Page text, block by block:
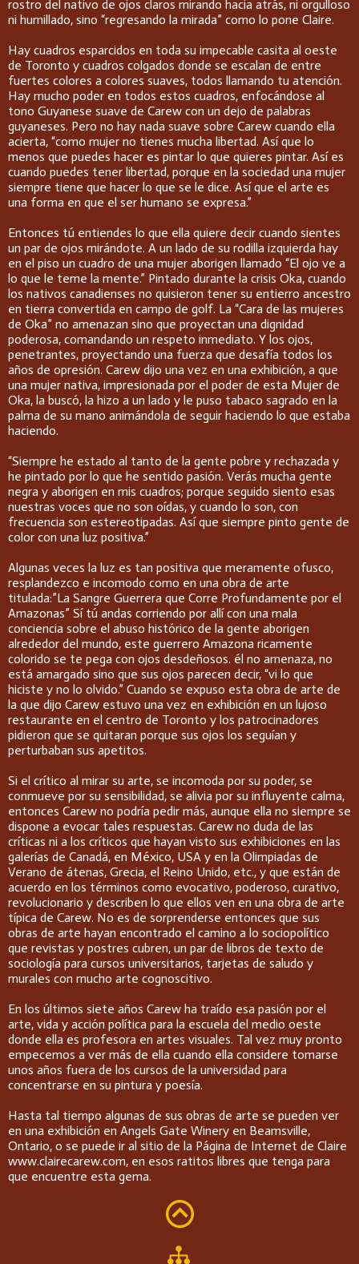
rostro del nativo de ojos claros mirando hacia atrás, ni orgulloso
ni humillado, sino “regresando la mirada” como lo pone Claire.
Hay cuadros esparcidos en toda su impecable casita al oeste
de Toronto y cuadros colgados donde se escalan de entre
fuertes colores a colores suaves, todos llamando tu atención.
Hay mucho poder en todos estos cuadros, enfocándose al
tono Guyanese suave de Carew con un dejo de palabras
guyaneses. Pero no hay nada suave sobre Carew cuando ella
acierta, “como mujer no tienes mucha libertad. Así que lo
menos que puedes hacer es pintar lo que quieres pintar. Así es
cuando puedes tener libertad, porque en la sociedad una mujer
siempre tiene que hacer lo que se le dice. Así que el arte es
una forma en que el ser humano se expresa.”
Entonces tú entiendes lo que ella quiere decir cuando sientes
un par de ojos mirándote. A un lado de su rodilla izquierda hay
en el piso un cuadro de una mujer aborigen llamado “El ojo ve a
lo que le teme la mente.” Pintado durante la crisis Oka, cuando
los nativos canadienses no quisieron tener su entierro ancestro
en tierra convertida en campo de golf. La “Cara de las mujeres
de Oka” no amenazan sino que proyectan una dignidad
poderosa, comandando un respeto inmediato. Y los ojos,
penetrantes, proyectando una fuerza que desafía todos los
años de opresión. Carew dijo una vez en una exhibición, a que
una mujer nativa, impresionada por el poder de esta Mujer de
Oka, la buscó, la hizo a un lado y le puso tabaco sagrado en la
palma de su mano animándola de seguir haciendo lo que estaba
haciendo.
“Siempre he estado al tanto de la gente pobre y rechazada y
he pintado por lo que he sentido pasión. Verás mucha gente
negra y aborigen en mis cuadros; porque seguido siento esas
nuestras voces que no son oídas, y cuando lo son, con
frecuencia son estereotipadas. Así que siempre pinto gente de
color con una luz positiva.”
Algunas veces la luz es tan positiva que meramente ofusco,
resplandezco e incomodo como en una obra de arte
titulada:”La Sangre Guerrera que Corre Profundamente por el
Amazonas” Sí tú andas corriendo por allí con una mala
conciencia sobre el abuso histórico de la gente aborigen
alrededor del mundo, este guerrero Amazona ricamente
colorido se te pega con ojos desdeñosos. él no amenaza, no
está amargado sino que sus ojos parecen decir, “vi lo que
hiciste y no lo olvido.” Cuando se expuso esta obra de arte de
la que dijo Carew estuvo una vez en exhibición en un lujoso
restaurante en el centro de Toronto y los patrocinadores
pidieron que se quitaran porque sus ojos los seguían y
perturbaban sus apetitos.
Si el crítico al mirar su arte, se incomoda por su poder, se
conmueve por su sensibilidad, se alivia por su influyente calma,
entonces Carew no podría pedir más, aunque ella no siempre se
dispone a evocar tales respuestas. Carew no duda de las
críticas ni a los críticos que hayan visto sus exhibiciones en las
galerías de Canadá, en México, USA y en la Olimpiadas de
Verano de átenas, Grecia, el Reino Unido, etc., y que están de
acuerdo en los términos como evocativo, poderoso, curativo,
revolucionario y describen lo que ellos ven en una obra de arte
típica de Carew. No es de sorprenderse entonces que sus
obras de arte hayan encontrado el camino a lo sociopolítico
que revistas y postres cubren, un par de libros de texto de
sociología para cursos universitarios, tarjetas de saludo y
murales con mucho arte cognoscitivo.
En los últimos siete años Carew ha traído esa pasión por el
arte, vida y acción política para la escuela del medio oeste
donde ella es profesora en artes visuales. Tal vez muy pronto
empecemos a ver más de ella cuando ella considere tomarse
unos años fuera de los cursos de la universidad para
concentrarse en su pintura y poesía.
Hasta tal tiempo algunas de sus obras de arte se pueden ver
en una exhibición en Angels Gate Winery en Beamsville,
Ontario, o se puede ir al sitio de la Página de Internet de Claire
www.clairecarew.com, en esos ratitos libres que tenga para
que encuentre esta gema.